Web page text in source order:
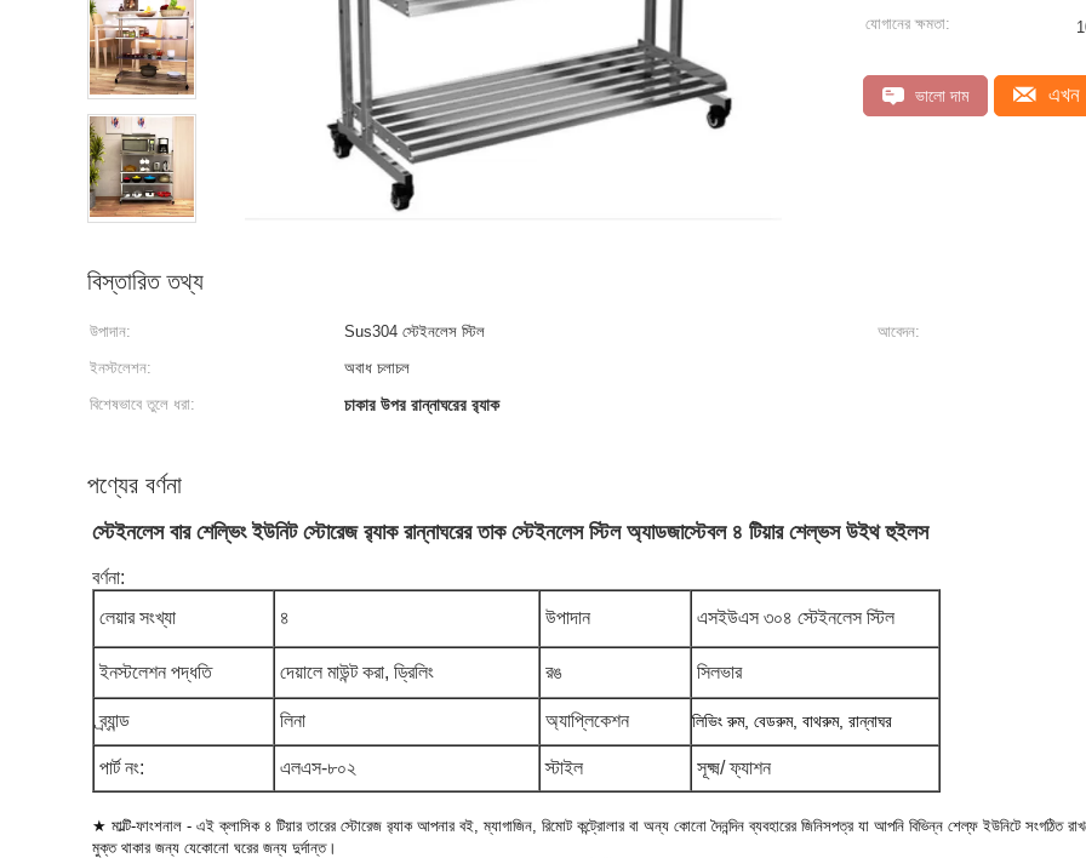
যোগানের ক্ষমতা:
ভালো দাম এখন
বিস্তারিত তথ্য
উপাদান: Sus304 স্টেইনলেস স্টিল আবেদন:
ইনস্টলেশন:
অবাধ চলাচল
বিশেষভাবে তুলে ধরা:
চাকার উপর রান্নাঘরের র‍্যাক
পণ্যের বর্ণনা
স্টেইনলেস বার শেল্ভিং ইউনিট স্টোরেজ র‍্যাক রান্নাঘরের তাক স্টেইনলেস স্টিল অ্যাডজাস্টেবল ৪ টিয়ার শেল্ভস উইথ হুইলস
বর্ণনা:
লেয়ার সংখ্যা
৪ উপাদান এসইউএস ৩০৪ স্টেইনলেস স্টিল
ইনস্টলেশন পদ্ধতি দেয়ালে মাউন্ট করা, ড্রিলিং রঙ সিলভার
ব্র্যান্ড লিনা অ্যাপ্লিকেশন লিভিং রুম, বেডরুম, বাথরুম, রান্নাঘর
পার্ট নং: এলএস-৮০২ স্টাইল সূক্ষ্ম/ ফ্যাশন
★ মাল্টি-ফাংশনাল - এই ক্লাসিক ৪ টিয়ার তারের স্টোরেজ র‍্যাক আপনার বই, ম্যাগাজিন, রিমোট কন্ট্রোলার বা অন্য কোনো দৈনন্দিন ব্যবহারের জিনিসপত্র যা আপনি বিভিন্ন শেল্ফ ইউনিটে
মুক্ত থাকার জন্য যেকোনো ঘরের জন্য দুর্দান্ত।